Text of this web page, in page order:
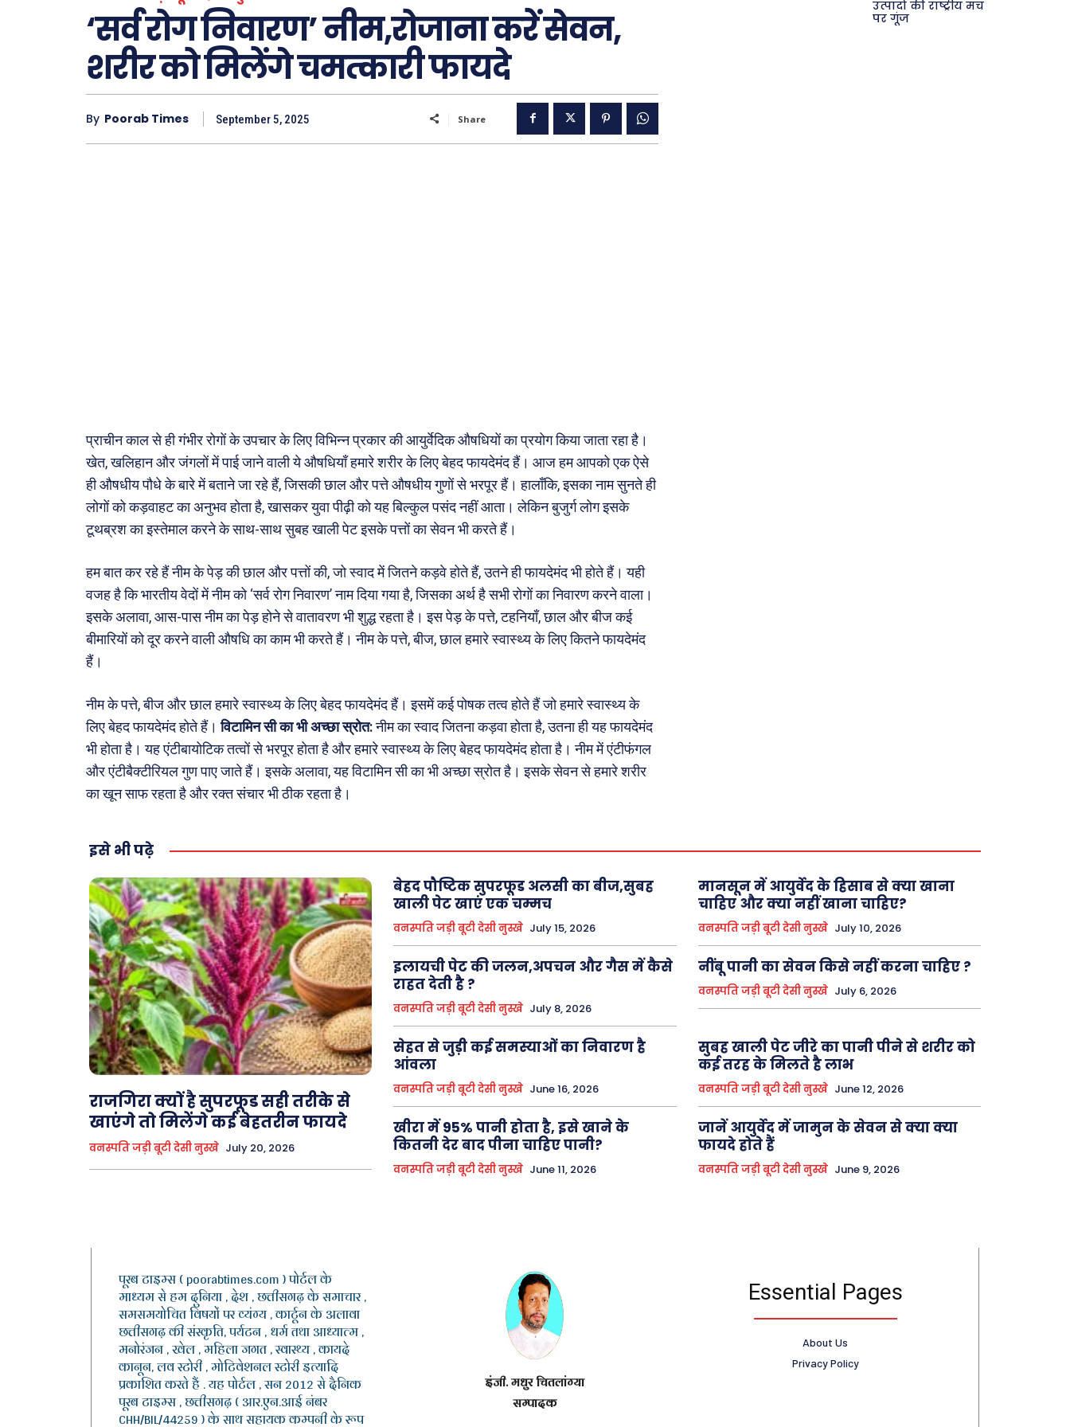
खेल
अजब-ग़ज़ब
पर्यटन
जानकारी
Tech
Laptops
Mobiles
स्वास्थ्य
कैरियर और शिक्षा
Real Estate
Finance
महिला जगत
About Us Privacy Policy
‘सर्व रोग निवारण’ नीम,रोजाना करें सेवन,
शरीर को मिलेंगे चमत्कारी फायदे
By Poorab Times September 5, 2025 Share
प्राचीन काल से ही गंभीर रोगों के उपचार के लिए विभिन्न प्रकार की आयुर्वेदिक औषधियों का प्रयोग किया जाता रहा है।
खेत, खलिहान और जंगलों में पाई जाने वाली ये औषधियाँ हमारे शरीर के लिए बेहद फायदेमंद हैं। आज हम आपको एक ऐसे
ही औषधीय पौधे के बारे में बताने जा रहे हैं, जिसकी छाल और पत्ते औषधीय गुणों से भरपूर हैं। हालाँकि, इसका नाम सुनते ही
लोगों को कड़वाहट का अनुभव होता है, खासकर युवा पीढ़ी को यह बिल्कुल पसंद नहीं आता। लेकिन बुजुर्ग लोग इसके
टूथब्रश का इस्तेमाल करने के साथ-साथ सुबह खाली पेट इसके पत्तों का सेवन भी करते हैं।
हम बात कर रहे हैं नीम के पेड़ की छाल और पत्तों की, जो स्वाद में जितने कड़वे होते हैं, उतने ही फायदेमंद भी होते हैं। यही
वजह है कि भारतीय वेदों में नीम को ‘सर्व रोग निवारण’ नाम दिया गया है, जिसका अर्थ है सभी रोगों का निवारण करने वाला।
इसके अलावा, आस-पास नीम का पेड़ होने से वातावरण भी शुद्ध रहता है। इस पेड़ के पत्ते, टहनियाँ, छाल और बीज कई
बीमारियों को दूर करने वाली औषधि का काम भी करते हैं। नीम के पत्ते, बीज, छाल हमारे स्वास्थ्य के लिए कितने फायदेमंद
हैं।
नीम के पत्ते, बीज और छाल हमारे स्वास्थ्य के लिए बेहद फायदेमंद हैं। इसमें कई पोषक तत्व होते हैं जो हमारे स्वास्थ्य के
लिए बेहद फायदेमंद होते हैं।विटामिन सी का भी अच्छा स्रोत:नीम का स्वाद जितना कड़वा होता है, उतना ही यह फायदेमंद
भी होता है। यह एंटीबायोटिक तत्वों से भरपूर होता है और हमारे स्वास्थ्य के लिए बेहद फायदेमंद होता है। नीम में एंटीफंगल
और एंटीबैक्टीरियल गुण पाए जाते हैं। इसके अलावा, यह विटामिन सी का भी अच्छा स्रोत है। इसके सेवन से हमारे शरीर
का खून साफ ​​रहता है और रक्त संचार भी ठीक रहता है।
उत्पादों की राष्ट्रीय मंच
पर गूंज
इसे भी पढ़े
राजगिरा क्यों है सुपरफूड सही तरीके से
खाएंगे तो मिलेंगे कई बेहतरीन फायदे
वनस्पति जड़ी बूटी देसी नुस्खे July 20, 2026
बेहद पौष्टिक सुपरफूड अलसी का बीज,सुबह
खाली पेट खाएं एक चम्मच
वनस्पति जड़ी बूटी देसी नुस्खे July 15, 2026
मानसून में आयुर्वेद के हिसाब से क्या खाना
चाहिए और क्या नहीं खाना चाहिए?
वनस्पति जड़ी बूटी देसी नुस्खे July 10, 2026
इलायची पेट की जलन,अपचन और गैस में कैसे
राहत देती है ?
वनस्पति जड़ी बूटी देसी नुस्खे July 8, 2026
नींबू पानी का सेवन किसे नहीं करना चाहिए ?
वनस्पति जड़ी बूटी देसी नुस्खे July 6, 2026
सेहत से जुड़ी कई समस्याओं का निवारण है
आंवला
वनस्पति जड़ी बूटी देसी नुस्खे June 16, 2026
सुबह खाली पेट जीरे का पानी पीने से शरीर को
कई तरह के मिलते है लाभ
वनस्पति जड़ी बूटी देसी नुस्खे June 12, 2026
खीरा में 95% पानी होता है, इसे खाने के
कितनी देर बाद पीना चाहिए पानी?
वनस्पति जड़ी बूटी देसी नुस्खे June 11, 2026
जानें आयुर्वेद में जामुन के सेवन से क्या क्या
फायदे होते हैं
वनस्पति जड़ी बूटी देसी नुस्खे June 9, 2026
पूरब टाइम्स ( poorabtimes.com ) पोर्टल के
माध्यम से हम दुनिया , देश , छत्तीसगढ़ के समाचार ,
समसमयोचित विषयों पर व्यंग्य , कार्टून के अलावा
छत्तीसगढ़ की संस्कृति, पर्यटन , धर्म तथा आध्यात्म ,
मनोरंजन , खेल , महिला जगत , स्वास्थ्य , कायदे
कानून, लव स्टोरी , मोटिवेशनल स्टोरी इत्यादि
प्रकाशित करते हैं . यह पोर्टल , सन 2012 से दैनिक
पूरब टाइम्स , छत्तीसगढ़ ( आर.एन.आई नंबर
CHH/BIL/44259 ) के साथ सहायक कम्पनी के रूप
इंजी. मधुर चितलांग्या
सम्पादक
Essential Pages
About Us
Privacy Policy